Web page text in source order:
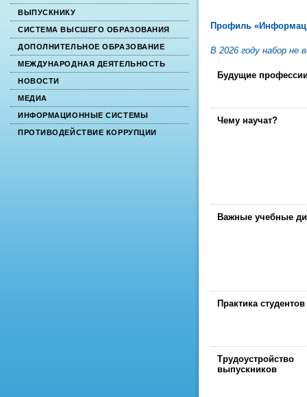
ВЫПУСКНИКУ
СИСТЕМА ВЫСШЕГО ОБРАЗОВАНИЯ
ДОПОЛНИТЕЛЬНОЕ ОБРАЗОВАНИЕ
МЕЖДУНАРОДНАЯ ДЕЯТЕЛЬНОСТЬ
НОВОСТИ
МЕДИА
ИНФОРМАЦИОННЫЕ СИСТЕМЫ
ПРОТИВОДЕЙСТВИЕ КОРРУПЦИИ
Профиль
В 2026 году набор не
Будущие
Чему научат?
Важные учебные
Практика студентов
Трудоустройство
выпускников